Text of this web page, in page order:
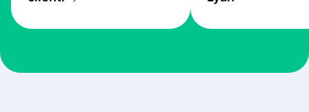
the exchange
at Profee is very